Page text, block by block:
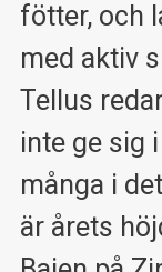
fötter, och
med aktiv
Tellus
inte ge sig
många i
är årets